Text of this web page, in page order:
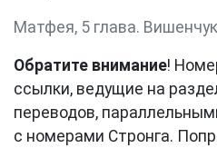
Матфея, 5 глава.
Обратите внимание!
ссылки, ведущие на
переводов,
с номерами Стронга.